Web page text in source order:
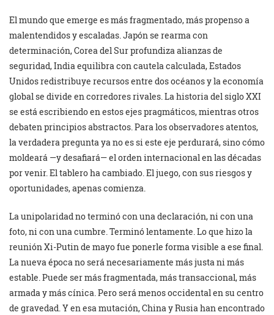
El mundo que emerge es más fragmentado, más propenso a
malentendidos y escaladas. Japón se rearma con
determinación, Corea del Sur profundiza alianzas de
seguridad, India equilibra con cautela calculada, Estados
Unidos redistribuye recursos entre dos océanos y la economía
global se divide en corredores rivales. La historia del siglo XXI
se está escribiendo en estos ejes pragmáticos, mientras otros
debaten principios abstractos. Para los observadores atentos,
la verdadera pregunta ya no es si este eje perdurará, sino cómo
moldeará —y desafiará— el orden internacional en las décadas
por venir. El tablero ha cambiado. El juego, con sus riesgos y
oportunidades, apenas comienza.
La unipolaridad no terminó con una declaración, ni con una
foto, ni con una cumbre. Terminó lentamente. Lo que hizo la
reunión Xi-Putin de mayo fue ponerle forma visible a ese final.
La nueva época no será necesariamente más justa ni más
estable. Puede ser más fragmentada, más transaccional, más
armada y más cínica. Pero será menos occidental en su centro
de gravedad. Y en esa mutación, China y Rusia han encontrado